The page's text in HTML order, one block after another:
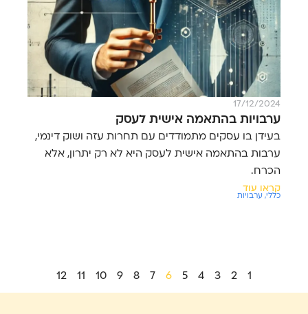
17/12/2024
ערבויות בהתאמה אישית לעסק
בעידן בו עסקים מתמודדים עם תחרות עזה ושוק דינמי,
ערבות בהתאמה אישית לעסק היא לא רק יתרון, אלא
הכרח.
קראו עוד
כללי, ערבויות
1
2
3
4
5
6
7
8
9
10
11
12